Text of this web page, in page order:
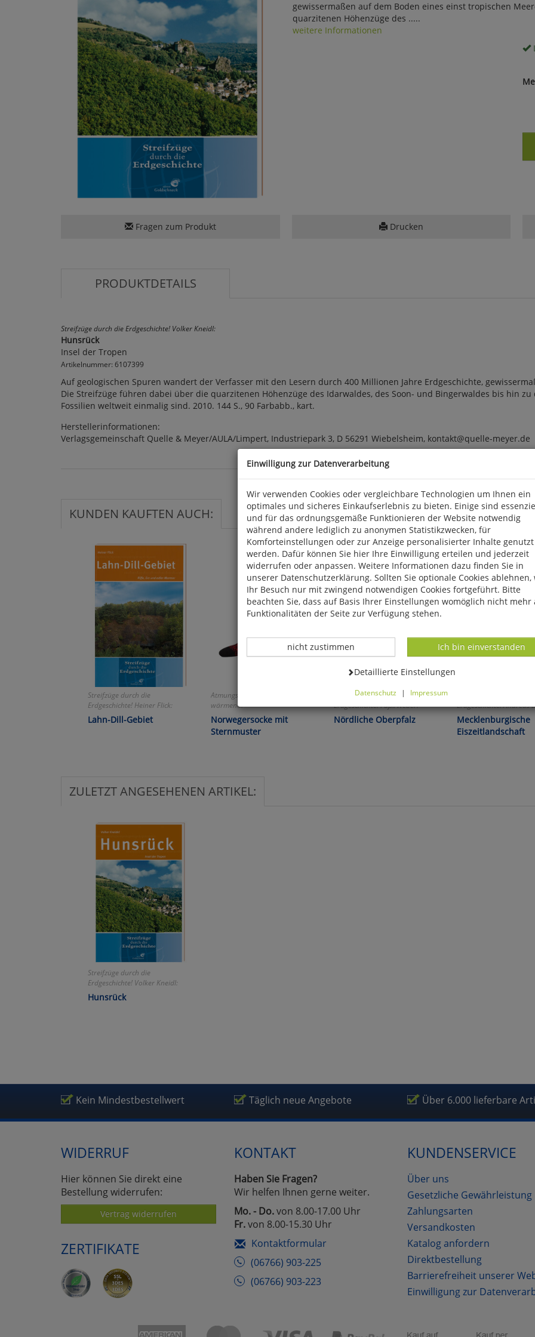
gewissermaßen auf dem Boden eines einst tropischen
quarzitenen Höhenzüge des .....
weitere Informationen
Fragen zum Produkt Drucken
PRODUKTDETAILS
Streifzüge durch die Erdgeschichte! Volker Kneidl:
Hunsrück
Insel der Tropen
Artikelnummer: 6107399
Auf geologischen Spuren wandert der Verfasser mit den Lesern durch 400 Millionen Jahre Erdgeschichte,
Die Streifzüge führen dabei über die quarzitenen Höhenzüge des Idarwaldes, des Soon- und Bingerwaldes bis hin
Fossilien weltweit einmalig sind. 2010. 144 S., 90 Farbabb., kart.
Herstellerinformationen:
Verlagsgemeinschaft Quelle & Meyer/AULA/Limpert, Industriepark 3, D 56291 Wiebelsheim, kontakt@quelle-meyer.de
KUNDEN KAUFTEN AUCH:
Streifzüge durch die
Erdgeschichte! Heiner Flick:
Lahn-Dill-Gebiet
Atmungsaktiv und maximal
wärmend!
Norwegersocke mit
Sternmuster
Streifzüge durch die
Erdgeschichte! Füßl/Weber:
Nördliche Oberpfalz
Erdgeschichte! Andreas
Mecklenburgische
Eiszeitlandschaft
ZULETZT ANGESEHENEN ARTIKEL:
Streifzüge durch die
Erdgeschichte! Volker Kneidl:
Hunsrück
Kein Mindestbestellwert Täglich neue Angebote Über 6.000 lieferbare
WIDERRUF
Hier können Sie direkt eine
Bestellung widerrufen:
Vertrag widerrufen
ZERTIFIKATE
KONTAKT
Haben Sie Fragen?
Wir helfen Ihnen gerne weiter.
Mo. - Do.von 8.00-17.00 Uhr
Fr.von 8.00-15.30 Uhr
Kontaktformular
(06766) 903-225
(06766) 903-223
KUNDENSERVICE
Über uns
Gesetzliche Gewährleistung
Zahlungsarten
Versandkosten
Katalog anfordern
Direktbestellung
Barrierefreiheit unserer
Einwilligung zur
Einwilligung zur Datenverarbeitung
Wir verwenden Cookies oder vergleichbare Technologien um Ihnen ein
optimales und sicheres Einkaufserlebnis zu bieten. Einige sind
und für das ordnungsgemäße Funktionieren der Website notwendig
während andere lediglich zu anonymen Statistikzwecken, für
Komforteinstellungen oder zur Anzeige personalisierter Inhalte genutzt
werden. Dafür können Sie hier Ihre Einwilligung erteilen und jederzeit
widerrufen oder anpassen. Weitere Informationen dazu finden Sie in
unserer Datenschutzerklärung. Sollten Sie optionale Cookies ablehnen,
Ihr Besuch nur mit zwingend notwendigen Cookies fortgeführt. Bitte
beachten Sie, dass auf Basis Ihrer Einstellungen womöglich nicht mehr
Funktionalitäten der Seite zur Verfügung stehen.
Datenverarbeitung -
Ich bin einverstanden
Datenverarbeitung -
nicht zustimmen
Datenverarbeitung -
Detaillierte Einstellungen
Datenschutz | Impressum
Cookies ablehnen, wird Ihr Besuch nur mit zwingend notwendigen
fortgeführt. Bitte beachten Sie, dass auf Basis Ihrer Einstellungen